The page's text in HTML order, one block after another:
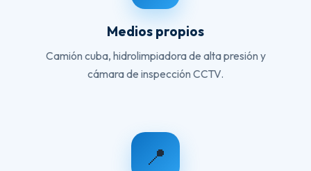
Medios propios
Camión cuba, hidrolimpiadora de alta presión y
cámara de inspección CCTV.
📍